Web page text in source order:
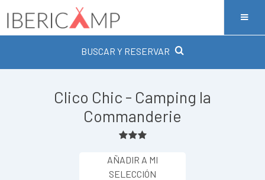
BUSCAR Y RESERVAR
Clico Chic - Camping la
Commanderie
AÑADIR A MI
SELECCIÓN